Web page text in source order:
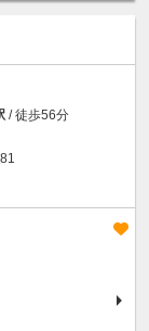
/ 徒歩56分